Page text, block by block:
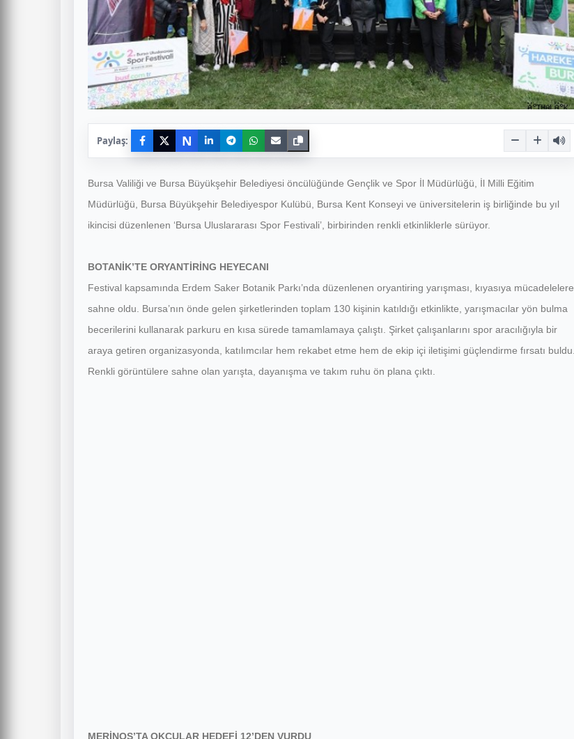
Paylaş: N
Bursa Valiliği ve Bursa Büyükşehir Belediyesi öncülüğünde Gençlik ve Spor İl Müdürlüğü, İl Milli Eğitim
Müdürlüğü, Bursa Büyükşehir Belediyespor Kulübü, Bursa Kent Konseyi ve üniversitelerin iş birliğinde bu yıl
ikincisi düzenlenen ‘Bursa Uluslararası Spor Festivali’, birbirinden renkli etkinliklerle sürüyor.
BOTANİK’TE ORYANTİRİNG HEYECANI
Festival kapsamında Erdem Saker Botanik Parkı’nda düzenlenen oryantiring yarışması, kıyasıya mücadelelere
sahne oldu. Bursa’nın önde gelen şirketlerinden toplam 130 kişinin katıldığı etkinlikte, yarışmacılar yön bulma
becerilerini kullanarak parkuru en kısa sürede tamamlamaya çalıştı. Şirket çalışanlarını spor aracılığıyla bir
araya getiren organizasyonda, katılımcılar hem rekabet etme hem de ekip içi iletişimi güçlendirme fırsatı buldu.
Renkli görüntülere sahne olan yarışta, dayanışma ve takım ruhu ön plana çıktı.
MERİNOS’TA OKÇULAR HEDEFİ 12’DEN VURDU